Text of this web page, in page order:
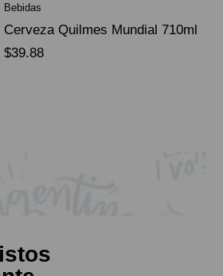
Bebidas
Cerveza Quilmes Mundial 710ml
packX4
$39.88